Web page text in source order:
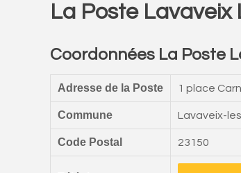
La Poste Lavaveix
Coordonnées La Poste
Adresse de la Poste 1 place
Commune Lavaveix-
Code Postal 23150